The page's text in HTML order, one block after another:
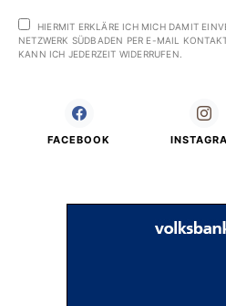
HIERMIT ERKLÄRE ICH MICH DAMIT
NETZWERK SÜDBADEN PER E-MAIL
KANN ICH JEDERZEIT WIDERRUFEN.
FACEBOOK